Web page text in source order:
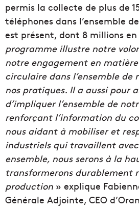
permis la collecte de plus de
téléphones dans l’ensemble
est présent, dont 8 millions en
programme illustre notre
notre engagement en matière
circulaire dans l’ensemble de
nos pratiques. Il a aussi pour
d’impliquer l’ensemble de
renforçant l’information du
nous aidant à mobiliser et
industriels qui travaillent avec
ensemble, nous serons à la
transformerons durablement
production » explique
Générale Adjointe, CEO